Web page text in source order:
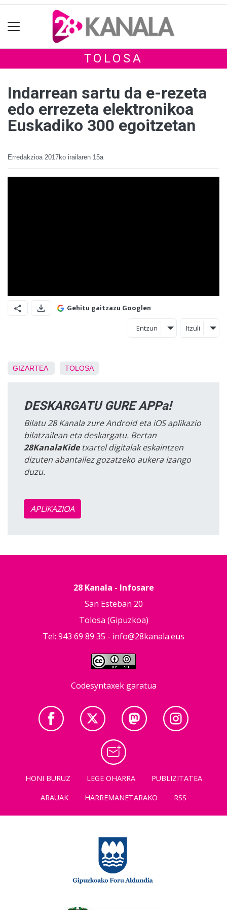
TOLOSA
Indarrean sartu da e-rezeta
edo errezeta elektronikoa
Euskadiko 300 egoitzetan
Erredakzioa 2017ko irailaren 15a
Gehitu gaitzazu Googlen
Entzun Itzuli
GIZARTEA TOLOSA
DESKARGATU GURE APPa!
Bilatu 28 Kanala zure Android eta iOS aplikazio
bilatzailean eta deskargatu. Bertan
28KanalaKidetxartel digitalak eskaintzen
dizuten abantailez gozatzeko aukera izango
duzu.
APLIKAZIOA
28 Kanala - Infosare
San Esteban 20
Tolosa (Gipuzkoa)
Tel: 943 69 89 35 - info@28kanala.eus
Codesyntaxek garatua
HONI BURUZ LEGE OHARRA
PUBLIZITATEA
ARAUAK
HARREMANETARAKO RSS